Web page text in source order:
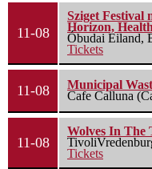
11-08
Sziget Festival
Horizon, Health
Óbudai Eiland,
Tickets
11-08
Municipal
Cafe Calluna
11-08
Wolves In The
Tickets